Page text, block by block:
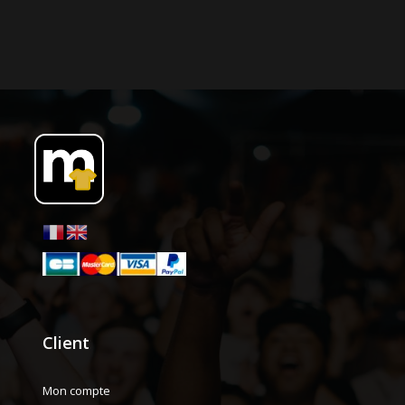
Client
Mon compte